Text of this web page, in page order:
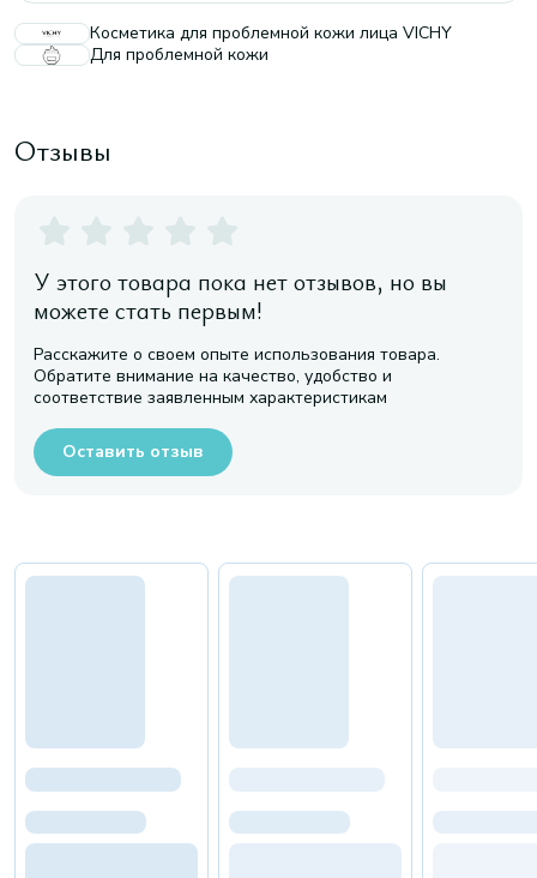
Косметика для проблемной кожи лица VICHY
Для проблемной кожи
Отзывы
У этого товара пока нет отзывов, но вы
можете стать первым!
Расскажите о своем опыте использования товара.
Обратите внимание на качество, удобство и
соответствие заявленным характеристикам
Оставить отзыв